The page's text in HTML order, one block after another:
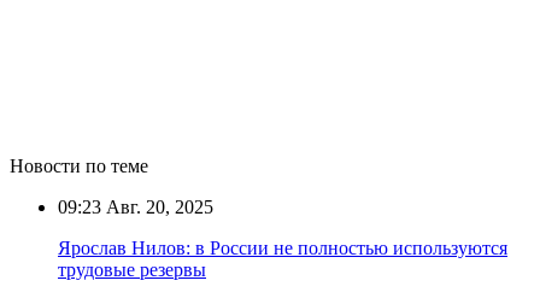
Новости по теме
09:23 Авг. 20, 2025
Ярослав Нилов: в России не полностью используются
трудовые резервы